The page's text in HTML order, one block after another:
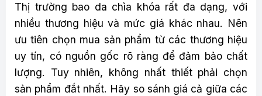
Thị trường bao da chìa khóa rất đa dạng, với
nhiều thương hiệu và mức giá khác nhau. Nên
ưu tiên chọn mua sản phẩm từ các thương hiệu
uy tín, có nguồn gốc rõ ràng để đảm bảo chất
lượng. Tuy nhiên, không nhất thiết phải chọn
sản phẩm đắt nhất. Hãy so sánh giá cả giữa các